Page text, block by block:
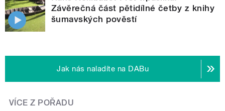
Závěrečná část pětidílné četby z knihy
šumavských pověstí
Jak nás naladíte na DABu
VÍCE Z POŘADU